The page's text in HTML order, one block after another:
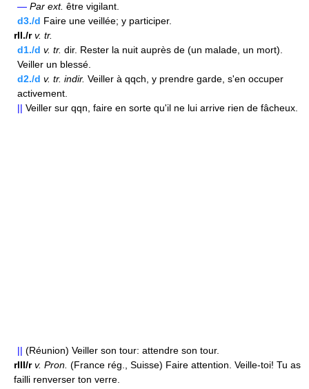
— Par ext. être vigilant.
d3./d Faire une veillée; y participer.
rII./r v. tr.
d1./d v. tr. dir. Rester la nuit auprès de (un malade, un mort).
Veiller un blessé.
d2./d v. tr. indir. Veiller à qqch, y prendre garde, s'en occuper
activement.
|| Veiller sur qqn, faire en sorte qu'il ne lui arrive rien de fâcheux.
|| (Réunion) Veiller son tour: attendre son tour.
rIII/r v. Pron. (France rég., Suisse) Faire attention. Veille-toi! Tu as
failli renverser ton verre.